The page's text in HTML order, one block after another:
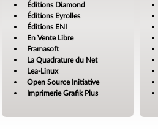
Éditions Diamond
Éditions Eyrolles
Éditions ENI
En Vente Libre
Framasoft
La Quadrature du Net
Lea-Linux
Open Source Initiative
Imprimerie Grafik Plus